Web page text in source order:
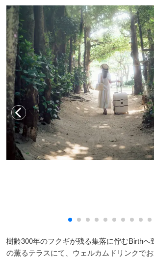
樹齢300年のフクギが残る集落に佇むBirthへ
の薫るテラスにて、ウェルカムドリンクでお